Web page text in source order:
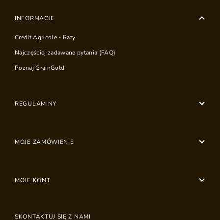
INFORMACJE
Credit Agricole - Raty
Najczęściej zadawane pytania (FAQ)
Poznaj GrainGold
REGULAMINY
MOJE ZAMÓWIENIE
MOJE KONT
SKONTAKTUJ SIĘ Z NAMI